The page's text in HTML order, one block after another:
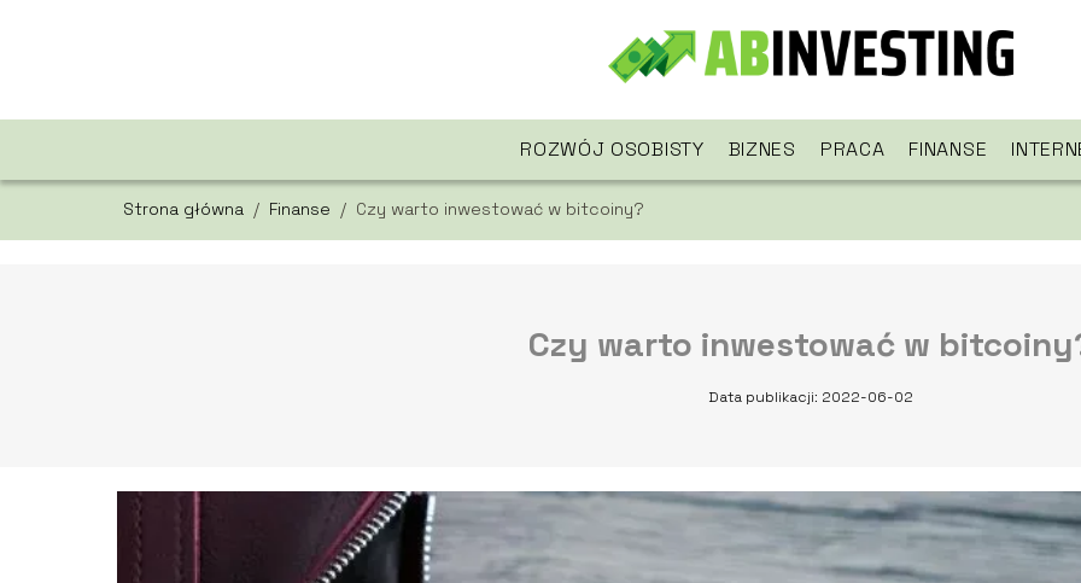
ROZWÓJ OSOBISTY BIZNES PRACA FINANSE
Strona główna / Finanse / Czy warto inwestować w bitcoiny?
Czy warto inwestować w
Data publikacji: 2022-06-02